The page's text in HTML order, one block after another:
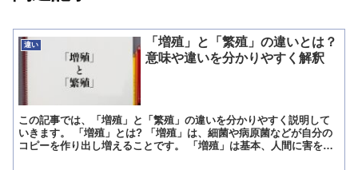
違い
「増殖」と「繁殖」の違いとは？
意味や違いを分かりやすく解釈
この記事では、「増殖」と「繁殖」の違いを分かりやすく説明して
いきます。 「増殖」とは? 「増殖」は、細菌や病原菌などが自分の
コピーを作り出し増えることです。 「増殖」は基本、人間に害をな